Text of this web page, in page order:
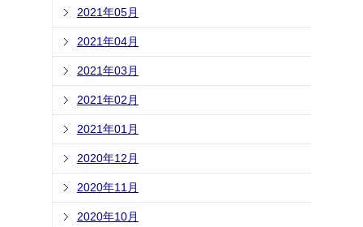
2021年05月
2021年04月
2021年03月
2021年02月
2021年01月
2020年12月
2020年11月
2020年10月